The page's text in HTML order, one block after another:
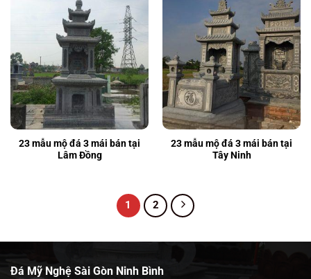
23 mẫu mộ đá 3 mái bán tại
Lâm Đồng
23 mẫu mộ đá 3 mái bán tại
Tây Ninh
1 2
Đá Mỹ Nghệ Sài Gòn Ninh Bình